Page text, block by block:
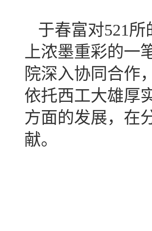
于春富对521
上浓墨重彩的
院深入协同合作
依托西工大雄厚
方面的发展，在
献。